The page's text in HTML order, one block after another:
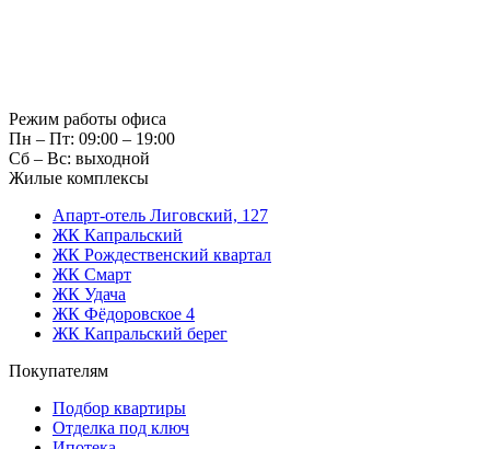
Режим работы офиса
Пн – Пт: 09:00 – 19:00
Сб – Вс: выходной
Жилые комплексы
Апарт-отель Лиговский, 127
ЖК Капральский
ЖК Рождественский квартал
ЖК Смарт
ЖК Удача
ЖК Фёдоровское 4
ЖК Капральский берег
Покупателям
Подбор квартиры
Отделка под ключ